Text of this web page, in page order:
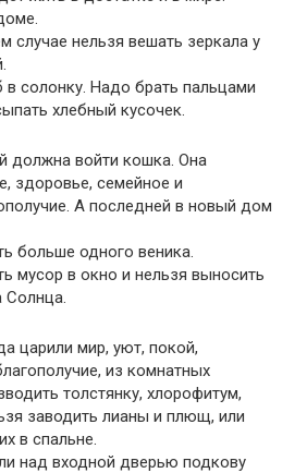
случае нельзя вешать зеркала у
в солонку. Надо брать пальцами
хлебный кусочек.
должна войти кошка. Она
здоровье, семейное и
А последней в новый дом
больше одного веника.
мусор в окно и нельзя выносить
Солнца.
царили мир, уют, покой,
из комнатных
толстянку, хлорофитум,
заводить лианы и плющ, или
в спальне.
над входной дверью подкову